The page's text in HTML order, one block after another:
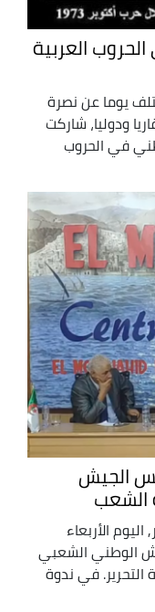
العربية
يوما عن نصرة
ودوليا، شاركت
في الحروب
الجيش
الأربعاء
الوطني الشعبي
في ندوة